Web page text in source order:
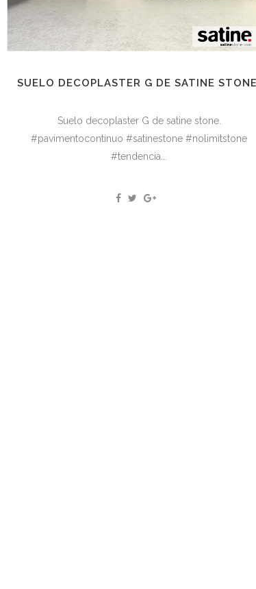
SUELO DECOPLASTER G DE SATINE
Suelo decoplaster G de satine stone.
#pavimentocontinuo #satinestone #nolimitstone
#tendencia...